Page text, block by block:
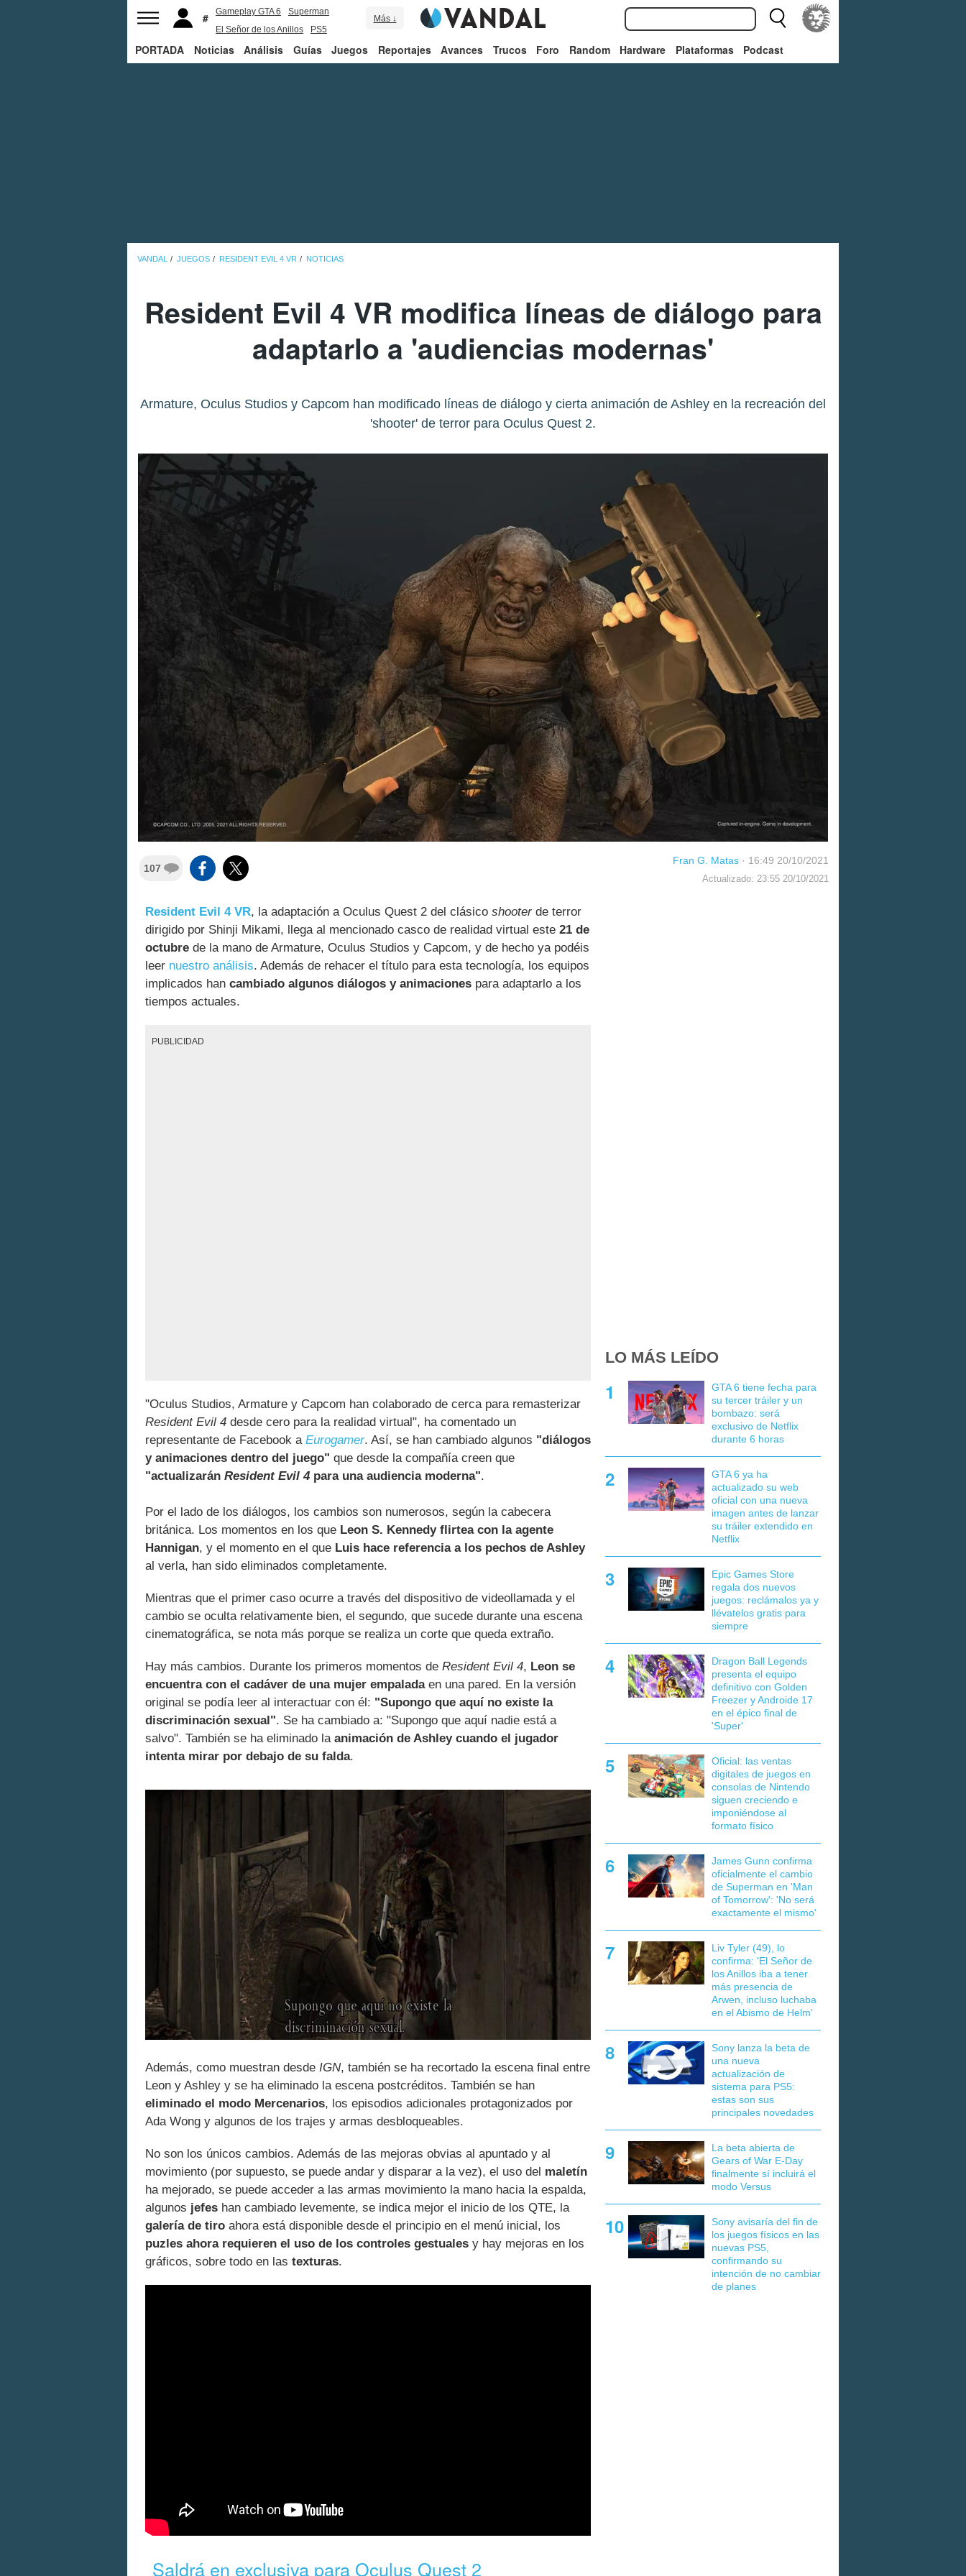
Gameplay GTA 6
Superman
El Señor de los Anillos
PS5
Más ↓
PORTADA Noticias Análisis Guías Juegos Reportajes Avances Trucos Foro Random Hardware Plataformas Podcast
VANDAL JUEGOS RESIDENT EVIL 4 VR NOTICIAS
Resident Evil 4 VR modifica líneas de diálogo para
adaptarlo a 'audiencias modernas'
Armature, Oculus Studios y Capcom han modificado líneas de diálogo y cierta animación de Ashley en la recreación del
'shooter' de terror para Oculus Quest 2.
107
Fran G. Matas · 16:49 20/10/2021
Actualizado: 23:55 20/10/2021
Resident Evil 4 VR, la adaptación a Oculus Quest 2 del clásico shooterde terror
dirigido por Shinji Mikami, llega al mencionado casco de realidad virtual este 21 de
octubre de la mano de Armature, Oculus Studios y Capcom, y de hecho ya podéis
leer nuestro análisis. Además de rehacer el título para esta tecnología, los equipos
implicados han cambiado algunos diálogos y animaciones para adaptarlo a los
tiempos actuales.
PUBLICIDAD
"Oculus Studios, Armature y Capcom han colaborado de cerca para remasterizar
Resident Evil 4 desde cero para la realidad virtual", ha comentado un
representante de Facebook a Eurogamer. Así, se han cambiado algunos "diálogos
y animaciones dentro del juego" que desde la compañía creen que
"actualizarán Resident Evil 4 para una audiencia moderna".
Por el lado de los diálogos, los cambios son numerosos, según la cabecera
británica. Los momentos en los que Leon S. Kennedy flirtea con la agente
Hannigan, y el momento en el que Luis hace referencia a los pechos de Ashley
al verla, han sido eliminados completamente.
Mientras que el primer caso ocurre a través del dispositivo de videollamada y el
cambio se oculta relativamente bien, el segundo, que sucede durante una escena
cinematográfica, se nota más porque se realiza un corte que queda extraño.
Hay más cambios. Durante los primeros momentos de Resident Evil 4, Leon se
encuentra con el cadáver de una mujer empaladaen una pared. En la versión
original se podía leer al interactuar con él: "Supongo que aquí no existe la
discriminación sexual". Se ha cambiado a: "Supongo que aquí nadie está a
salvo". También se ha eliminado la animación de Ashley cuando el jugador
intenta mirar por debajo de su falda.
Además, como muestran desde IGN, también se ha recortado la escena final entre
Leon y Ashley y se ha eliminado la escena postcréditos. También se han
eliminado el modo Mercenarios, los episodios adicionales protagonizados por
Ada Wong y algunos de los trajes y armas desbloqueables.
No son los únicos cambios. Además de las mejoras obvias al apuntado y al
movimiento (por supuesto, se puede andar y disparar a la vez), el uso del maletín
ha mejorado, se puede acceder a las armas movimiento la mano hacia la espalda,
algunos jefes han cambiado levemente, se indica mejor el inicio de los QTE, la
galería de tiro ahora está disponible desde el principio en el menú inicial, los
puzles ahora requieren el uso de los controles gestuales y hay mejoras en los
gráficos, sobre todo en las texturas.
Saldrá en exclusiva para Oculus Quest 2
LO MÁS LEÍDO
GTA 6 tiene fecha para
su tercer tráiler y un
bombazo: será
exclusivo de Netflix
durante 6 horas
GTA 6 ya ha
actualizado su web
oficial con una nueva
imagen antes de lanzar
su tráiler extendido en
Netflix
Epic Games Store
regala dos nuevos
juegos: reclámalos ya y
llévatelos gratis para
siempre
Dragon Ball Legends
presenta el equipo
definitivo con Golden
Freezer y Androide 17
en el épico final de
'Super'
Oficial: las ventas
digitales de juegos en
consolas de Nintendo
siguen creciendo e
imponiéndose al
formato físico
James Gunn confirma
oficialmente el cambio
de Superman en 'Man
of Tomorrow': 'No será
exactamente el mismo'
Liv Tyler (49), lo
confirma: 'El Señor de
los Anillos iba a tener
más presencia de
Arwen, incluso luchaba
en el Abismo de Helm'
Sony lanza la beta de
una nueva
actualización de
sistema para PS5:
estas son sus
principales novedades
La beta abierta de
Gears of War E-Day
finalmente sí incluirá el
modo Versus
Sony avisaría del fin de
los juegos físicos en las
nuevas PS5,
confirmando su
intención de no cambiar
de planes